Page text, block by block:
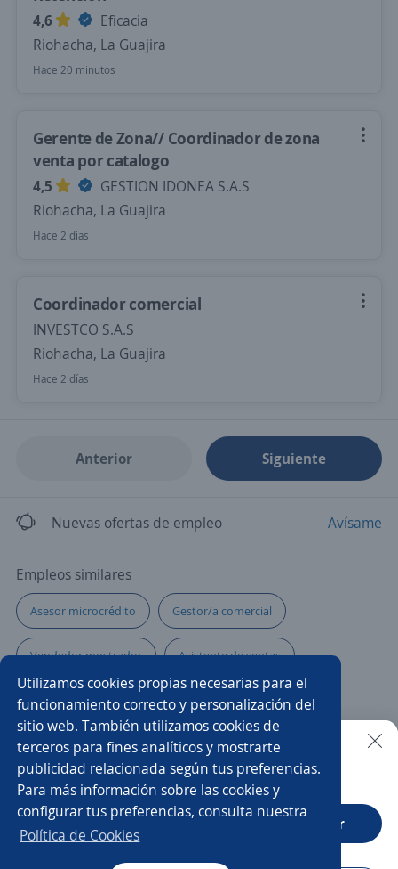
Utilizamos cookies propias necesarias para el
funcionamiento correcto y personalización del
sitio web. También utilizamos cookies de
terceros para fines analíticos y mostrarte
publicidad relacionada según tus preferencias.
Para más información sobre las cookies y
configurar tus preferencias, consulta nuestra
Política de Cookies
4,6
Eficacia
Riohacha, La Guajira
Hace 20 minutos
Gerente de Zona// Coordinador de zona
venta por catalogo
4,5
GESTION IDONEA S.A.S
Riohacha, La Guajira
Hace 2 días
Coordinador comercial
INVESTCO S.A.S
Riohacha, La Guajira
Hace 2 días
Anterior Siguiente
Nuevas ofertas de empleo Avísame
Empleos similares
Asesor microcrédito Gestor/a comercial
Vendedor mostrador Asistente de ventas
Visitador/a médico Comercial tienda
Agente de contact center Supervisor/a de ventas
Mercaimpulsador Asesor/a inmobiliario
Asesor/a de ventas
Buscar es más fácil en la app
CT App Abrir